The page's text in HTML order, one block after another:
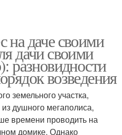
на даче своими
дачи своими
разновидности
возведения
земельного участка,
душного мегаполиса,
времени проводить на
домике. Однако